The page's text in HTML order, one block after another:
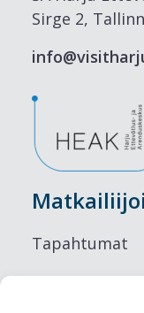
Sirge 2,
Tapahtumat